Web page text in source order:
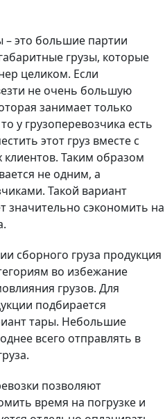
– это большие партии
грузы, которые
целиком. Если
не очень большую
занимает только
у грузоперевозчика есть
этот груз вместе с
клиентов. Таким образом
не одним, а
Такой вариант
значительно сэкономить на
сборного груза продукция
во избежание
грузов. Для
подбирается
тары. Небольшие
всего отправлять в
позволяют
время на погрузке и